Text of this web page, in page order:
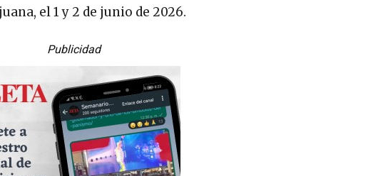
el 1 y 2 de junio de 2026.
Publicidad